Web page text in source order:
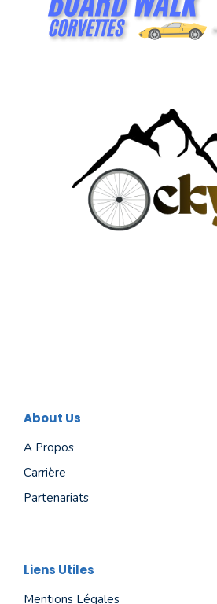
About Us
A Propos
Carrière
Partenariats
Liens Utiles
Mentions Légales